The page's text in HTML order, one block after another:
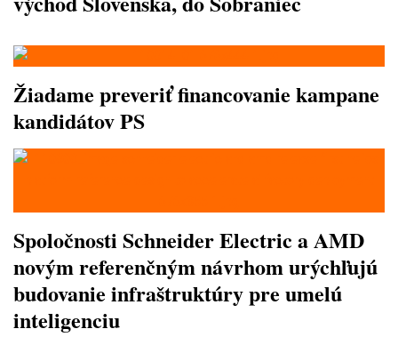
Žiadame preveriť financovanie kampane
kandidátov PS
Spoločnosti Schneider Electric a AMD
novým referenčným návrhom urýchľujú
budovanie infraštruktúry pre umelú
inteligenciu